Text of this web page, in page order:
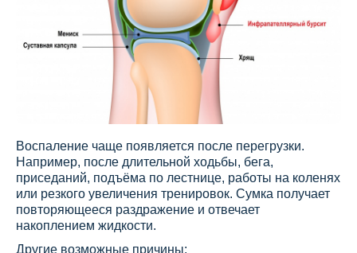
Воспаление чаще появляется после перегрузки.
Например, после длительной ходьбы, бега,
приседаний, подъёма по лестнице, работы на коленях
или резкого увеличения тренировок. Сумка получает
повторяющееся раздражение и отвечает
накоплением жидкости.
Другие возможные причины: